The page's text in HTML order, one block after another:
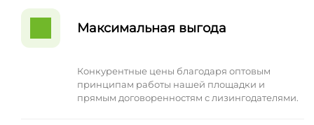
Максимальная выгода
Конкурентные цены благодаря оптовым
принципам работы нашей площадки и
прямым договоренностям с лизингодателями.